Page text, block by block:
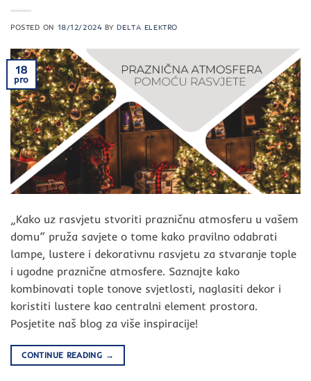
POSTED ON 18/12/2024 BYDELTA ELEKTRO
18
pro
„Kako uz rasvjetu stvoriti prazničnu atmosferu u vašem
domu“ pruža savjete o tome kako pravilno odabrati
lampe, lustere i dekorativnu rasvjetu za stvaranje tople
i ugodne praznične atmosfere. Saznajte kako
kombinovati tople tonove svjetlosti, naglasiti dekor i
koristiti lustere kao centralni element prostora.
Posjetite naš blog za više inspiracije!
CONTINUE READING →